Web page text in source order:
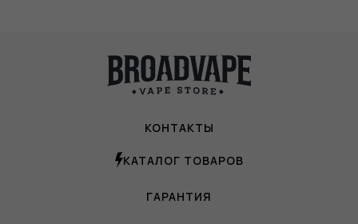
КОНТАКТЫ
КАТАЛОГ ТОВАРОВ
ГАРАНТИЯ